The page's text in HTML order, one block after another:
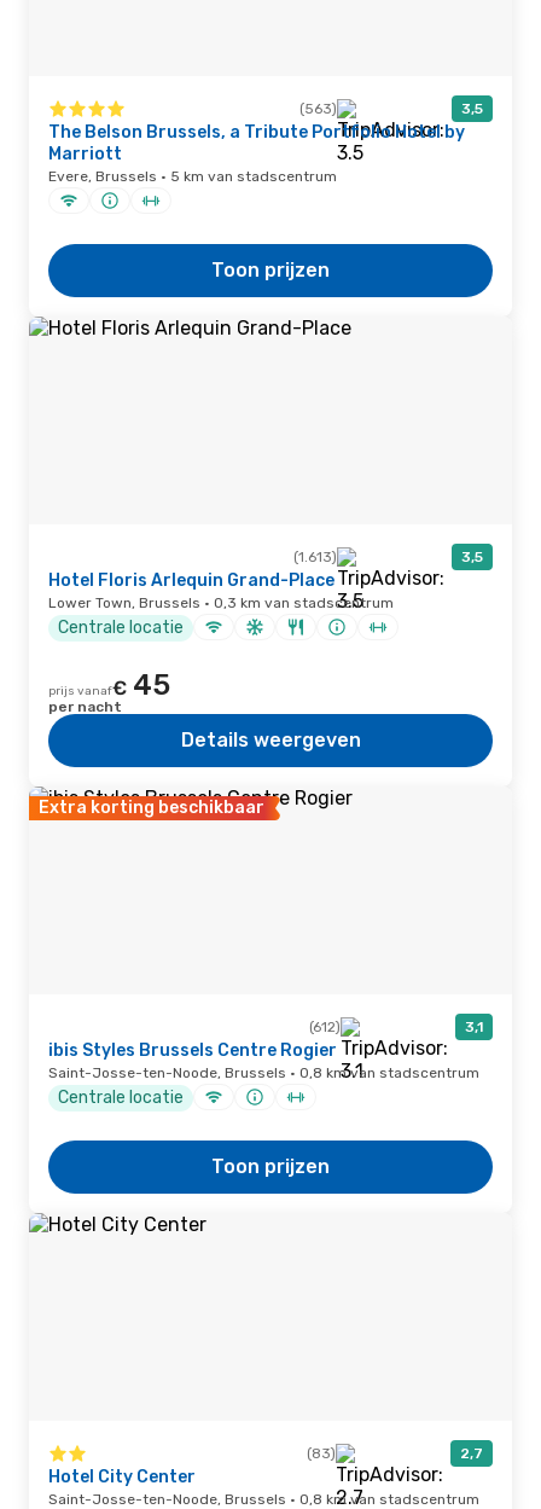
(563) 3,5
The Belson Brussels, a Tribute Portfolio Hotel by
Marriott
Evere, Brussels · 5 km van stadscentrum
Toon prijzen
(1.613) 3,5
Hotel Floris Arlequin Grand-Place
Lower Town, Brussels · 0,3 km van stadscentrum
Centrale locatie
prijs vanaf€ 45
per nacht
Details weergeven
Extra korting beschikbaar
(612) 3,1
ibis Styles Brussels Centre Rogier
Saint-Josse-ten-Noode, Brussels · 0,8 km van stadscentrum
Centrale locatie
Toon prijzen
(83) 2,7
Hotel City Center
Saint-Josse-ten-Noode, Brussels · 0,8 km van stadscentrum